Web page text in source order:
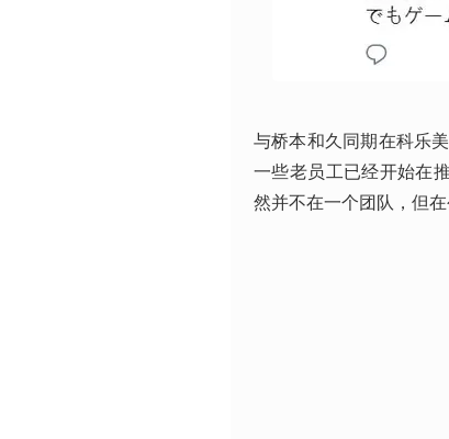
与桥本和久同期在科乐
一些老员工已经开始在
然并不在一个团队，但